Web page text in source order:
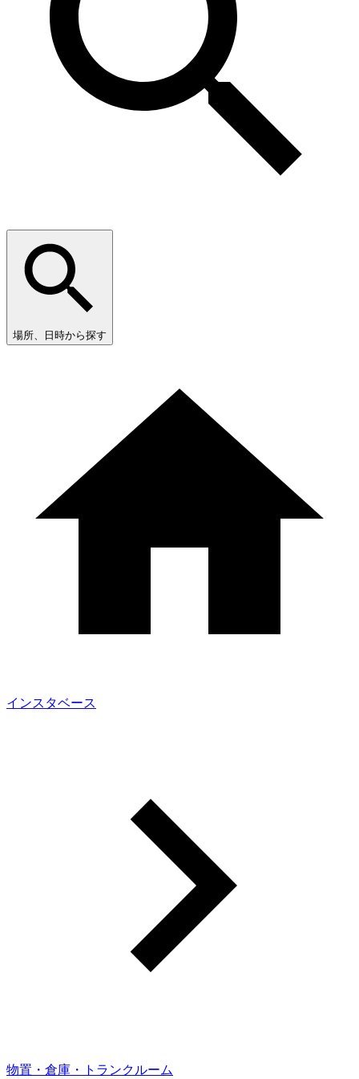
場所、日時から探す
インスタベース
物置・倉庫・トランクルーム